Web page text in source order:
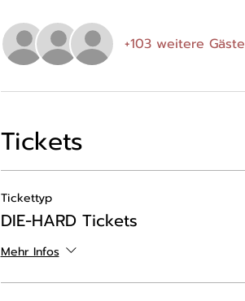
+103 weitere Gäste
Tickets
Tickettyp
DIE-HARD Tickets
Mehr Infos